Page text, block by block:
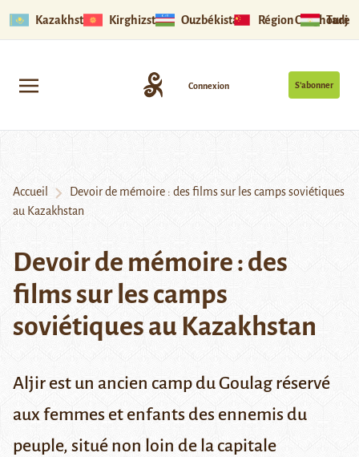
Kazakhstan Kirghizstan Ouzbékistan Région Ouïghoure
S’abonner
Connexion
Accueil
Devoir de mémoire : des films sur les camps soviétiques
au Kazakhstan
Devoir de mémoire : des
films sur les camps
soviétiques au Kazakhstan
Aljir est un ancien camp du Goulag réservé
aux femmes et enfants des ennemis du
peuple, situé non loin de la capitale